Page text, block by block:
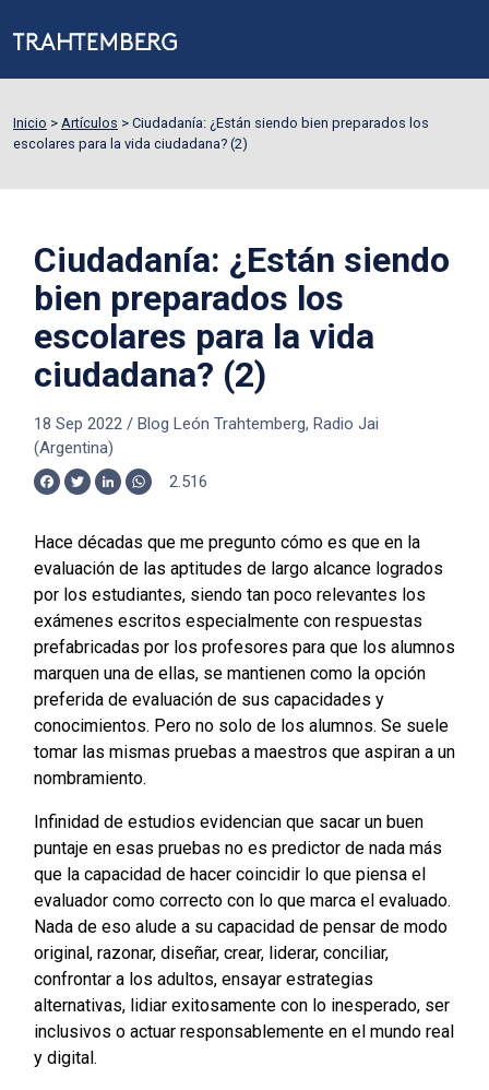
Inicio > Artículos > Ciudadanía: ¿Están siendo bien preparados los
escolares para la vida ciudadana? (2)
Ciudadanía: ¿Están siendo
bien preparados los
escolares para la vida
ciudadana? (2)
18 Sep 2022/ Blog León Trahtemberg, Radio Jai
(Argentina)
Facebook
TwitterLinkedInWhatsApp
2.516
Hace décadas que me pregunto cómo es que en la
evaluación de las aptitudes de largo alcance logrados
por los estudiantes, siendo tan poco relevantes los
exámenes escritos especialmente con respuestas
prefabricadas por los profesores para que los alumnos
marquen una de ellas, se mantienen como la opción
preferida de evaluación de sus capacidades y
conocimientos. Pero no solo de los alumnos. Se suele
tomar las mismas pruebas a maestros que aspiran a un
nombramiento.
Infinidad de estudios evidencian que sacar un buen
puntaje en esas pruebas no es predictor de nada más
que la capacidad de hacer coincidir lo que piensa el
evaluador como correcto con lo que marca el evaluado.
Nada de eso alude a su capacidad de pensar de modo
original, razonar, diseñar, crear, liderar, conciliar,
confrontar a los adultos, ensayar estrategias
alternativas, lidiar exitosamente con lo inesperado, ser
inclusivos o actuar responsablemente en el mundo real
y digital.